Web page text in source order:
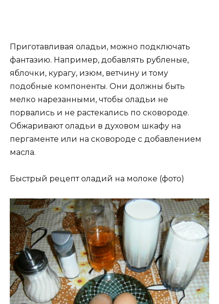
Приготавливая оладьи, можно подключать
фантазию. Например, добавлять рубленые,
яблочки, курагу, изюм, ветчину и тому
подобные компоненты. Они должны быть
мелко нарезанными, чтобы оладьи не
порвались и не растекались по сковороде.
Обжаривают оладьи в духовом шкафу на
пергаменте или на сковороде с добавлением
масла.
Быстрый рецепт оладий на молоке (фото)